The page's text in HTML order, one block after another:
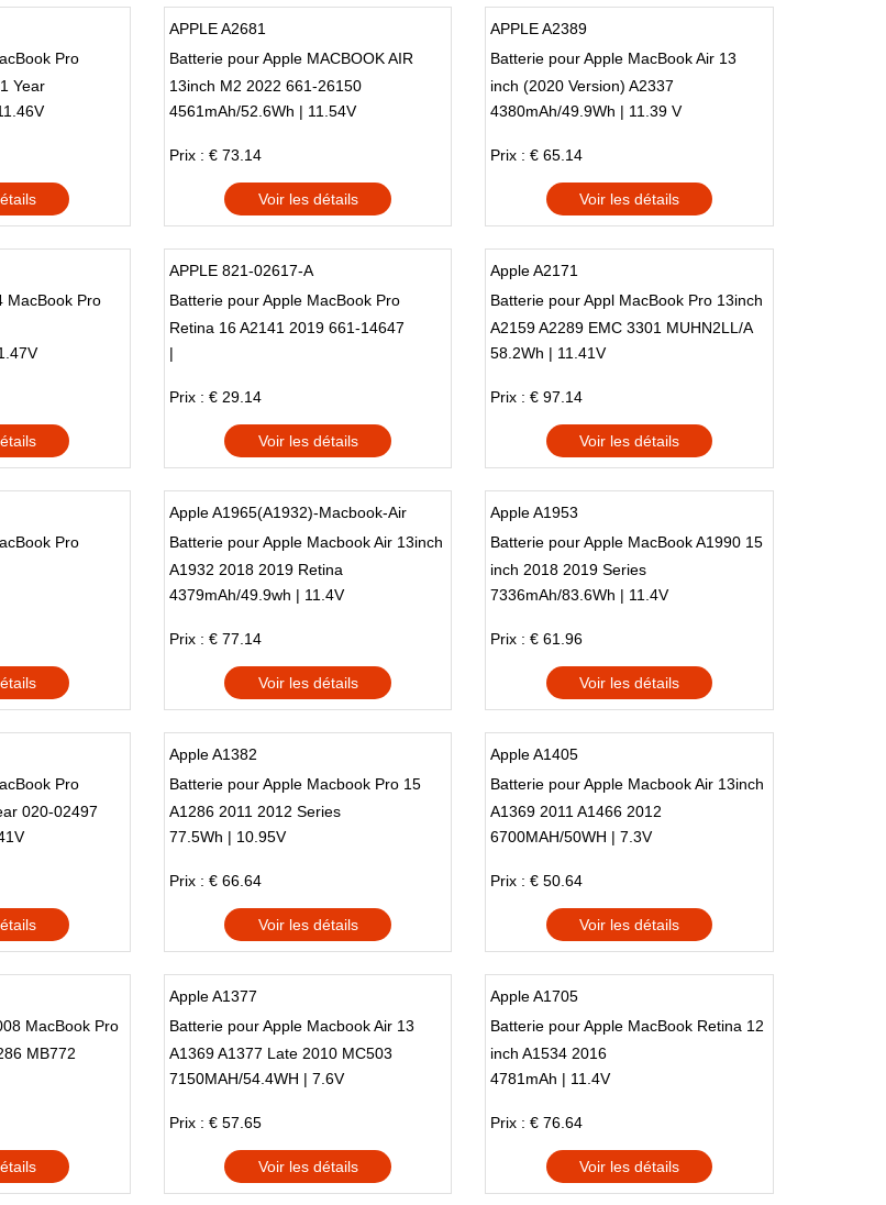
Pro
Year
APPLE A2681
Batterie pour Apple MACBOOK AIR
13inch M2 2022 661-26150
4561mAh/52.6Wh | 11.54V
Prix : € 73.14
Voir les détails
APPLE A2389
Batterie pour Apple MacBook Air 13
inch (2020 Version) A2337
4380mAh/49.9Wh | 11.39 V
Prix : € 65.14
Voir les détails
MacBook Pro
APPLE 821-02617-A
Batterie pour Apple MacBook Pro
Retina 16 A2141 2019 661-14647
|
Prix : € 29.14
Voir les détails
Apple A2171
Batterie pour Appl MacBook Pro 13inch
A2159 A2289 EMC 3301 MUHN2LL/A
MUHP2LL/A
58.2Wh | 11.41V
Prix : € 97.14
Voir les détails
Pro
Apple A1965(A1932)-Macbook-Air
Batterie pour Apple Macbook Air 13inch
A1932 2018 2019 Retina
4379mAh/49.9wh | 11.4V
Prix : € 77.14
Voir les détails
Apple A1953
Batterie pour Apple MacBook A1990 15
inch 2018 2019 Series
7336mAh/83.6Wh | 11.4V
Prix : € 61.96
Voir les détails
Pro
020-02497
Apple A1382
Batterie pour Apple Macbook Pro 15
A1286 2011 2012 Series
77.5Wh | 10.95V
Prix : € 66.64
Voir les détails
Apple A1405
Batterie pour Apple Macbook Air 13inch
A1369 2011 A1466 2012
6700MAH/50WH | 7.3V
Prix : € 50.64
Voir les détails
MacBook Pro
MB772
Apple A1377
Batterie pour Apple Macbook Air 13
A1369 A1377 Late 2010 MC503
MC504 Late2010
7150MAH/54.4WH | 7.6V
Prix : € 57.65
Voir les détails
Apple A1705
Batterie pour Apple MacBook Retina 12
inch A1534 2016
4781mAh | 11.4V
Prix : € 76.64
Voir les détails